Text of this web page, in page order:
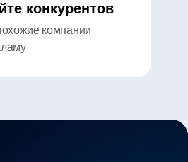
конкурентов
компании
2025
кейс